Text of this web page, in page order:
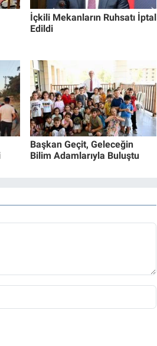
İçkili Mekanların Ruhsatı İptal
Edildi
Başkan Geçit, Geleceğin
Bilim Adamlarıyla Buluştu